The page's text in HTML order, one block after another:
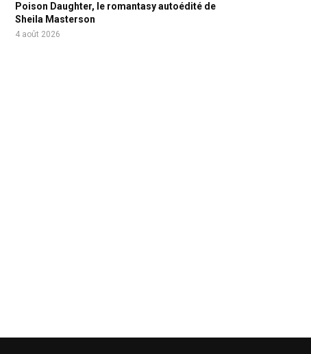
Poison Daughter, le romantasy autoédité de
Sheila Masterson
4 août 2026